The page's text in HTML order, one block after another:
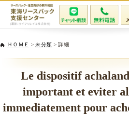
会社紹介
当社が選ばれる理由
サービスと費用
ＨＯＭＥ >未分類 > 詳細
Le dispositif
important et eviter
immediatement pour